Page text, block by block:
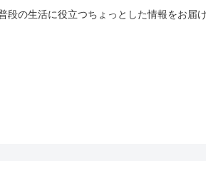
段の生活に役立つちょっとした情報をお届